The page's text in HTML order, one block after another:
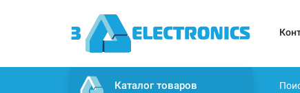
Каталог товаров